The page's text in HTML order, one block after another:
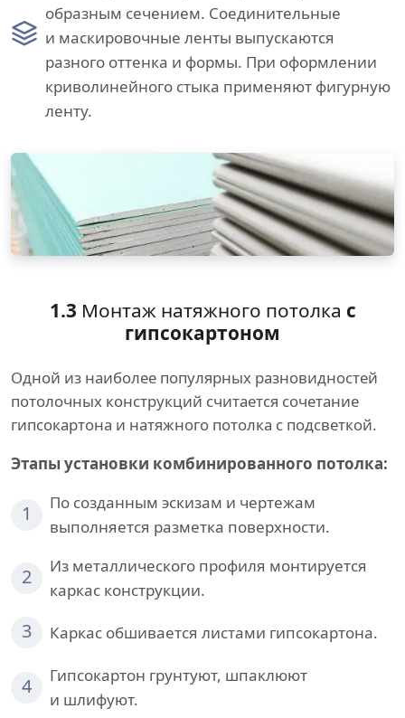
образным сечением. Соединительные
и маскировочные ленты выпускаются
разного оттенка и формы. При оформлении
криволинейного стыка применяют фигурную
ленту.
1.3 Монтаж натяжного потолка с
гипсокартоном
Одной из наиболее популярных разновидностей
потолочных конструкций считается сочетание
гипсокартона и натяжного потолка с подсветкой.
Этапы установки комбинированного потолка:
1
По созданным эскизам и чертежам
выполняется разметка поверхности.
2
Из металлического профиля монтируется
каркас конструкции.
3 Каркас обшивается листами гипсокартона.
4
Гипсокартон грунтуют, шпаклюют
и шлифуют.